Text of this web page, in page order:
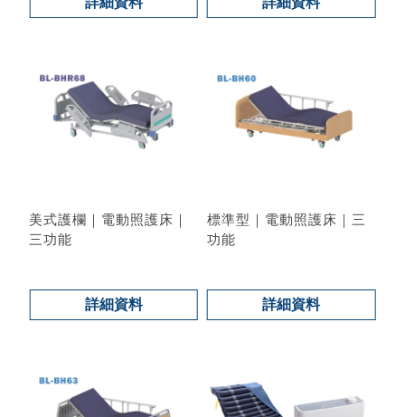
美式護欄｜電動照護床｜
三功能
詳細資料
標準型｜電動照護床｜三
功能
詳細資料